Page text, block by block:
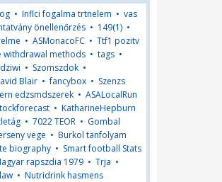
• Inflci fogalma trtnelem • vas
önellenőrzés • 149(1) •
• ASMonacoFC • Ttf1 pozitv
withdrawal methods • tags •
• Szomszdok •
Blair •fancybox • Szenzs
edzsmdszerek • ASALocalRun
• KatharineHepburn
• 7022 TEOR • Gombal
vege • Burkol tanfolyam
biography • Smart football Stats
rapszdia 1979 • Trja •
• Nutridrink hasmens